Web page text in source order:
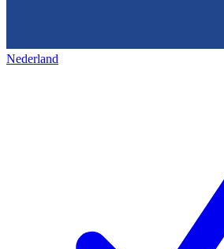
Nederland